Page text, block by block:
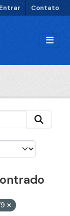
Entrar Contato